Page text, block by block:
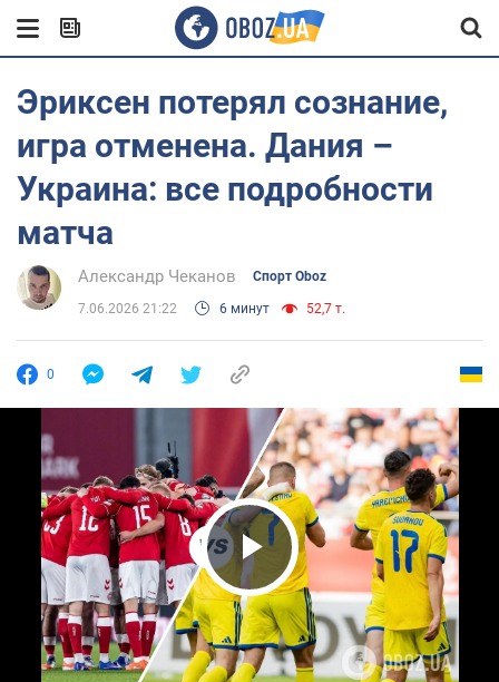
Эриксен потерял сознание,
игра отменена. Дания –
Украина: все подробности
матча
Александр Чеканов Спорт Oboz
7.06.2026 21:22 6 минут 52,7 т.
0
Play Video